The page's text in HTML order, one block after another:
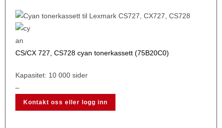
CS/CX 727, CS728 cyan tonerkassett (75B20C0)
Kapasitet: 10 000 sider
–
Kontakt oss eller logg inn